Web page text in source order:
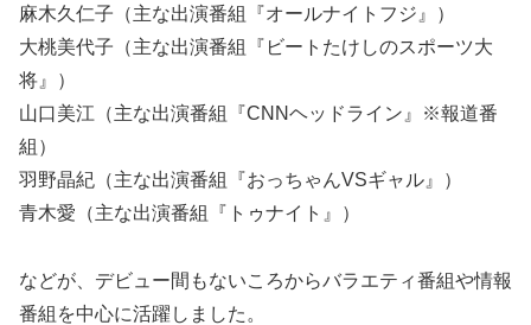
麻木久仁子（主な出演番組『オールナイトフジ』）
大桃美代子（主な出演番組『ビートたけしのスポーツ大
将』）
山口美江（主な出演番組『CNNヘッドライン』※報道番
組）
羽野晶紀（主な出演番組『おっちゃんVSギャル』）
青木愛（主な出演番組『トゥナイト』）
などが、デビュー間もないころからバラエティ番組や情報
番組を中心に活躍しました。